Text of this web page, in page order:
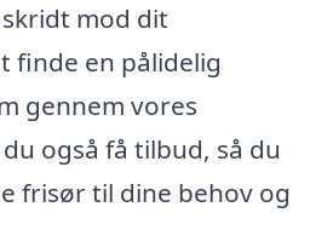
mod dit
finde en pålidelig
gennem vores
også få tilbud, så du
frisør til dine behov og